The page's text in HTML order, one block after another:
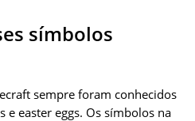
símbolos
sempre foram conhecidos
e easter eggs. Os símbolos na